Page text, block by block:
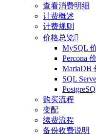
查看消费明细
计费概述
计费规则
价格总览
MySQL
Percona
MariaDB
SQL
购买流程
变配
续费流程
备份收费说明